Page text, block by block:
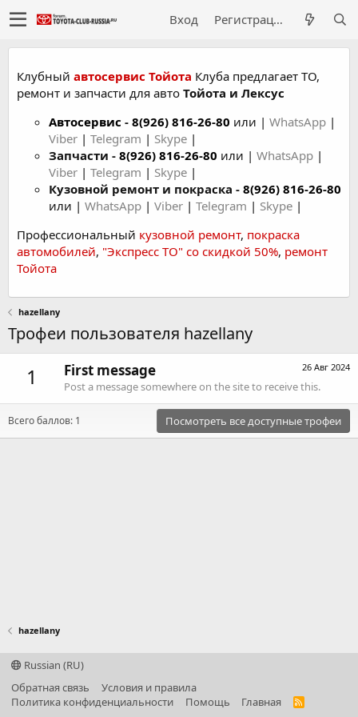
Вход Регистрация
Клубный автосервис Тойота Клуба предлагает ТО,
ремонт и запчасти для авто Тойота и Лексус
Автосервис - 8(926) 816-26-80 или | WhatsApp |
Viber | Telegram | Skype |
Запчасти - 8(926) 816-26-80 или | WhatsApp |
Viber | Telegram | Skype |
Кузовной ремонт и покраска - 8(926) 816-26-80
или | WhatsApp | Viber | Telegram | Skype |
Профессиональный кузовной ремонт, покраска
автомобилей, "Экспресс ТО" со скидкой 50%, ремонт
Тойота
hazellany
Трофеи пользователя hazellany
1 26 Авг 2024
First message
Post a message somewhere on the site to receive this.
Всего баллов: 1 Посмотреть все доступные трофеи
hazellany
Russian (RU)
Обратная связь
Условия и правила
Политика конфиденциальности
Помощь Главная
R